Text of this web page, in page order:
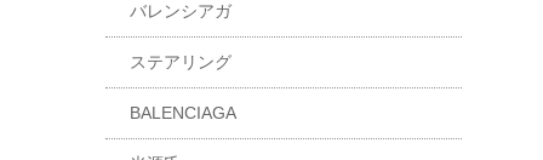
バレンシアガ
ステアリング
BALENCIAGA